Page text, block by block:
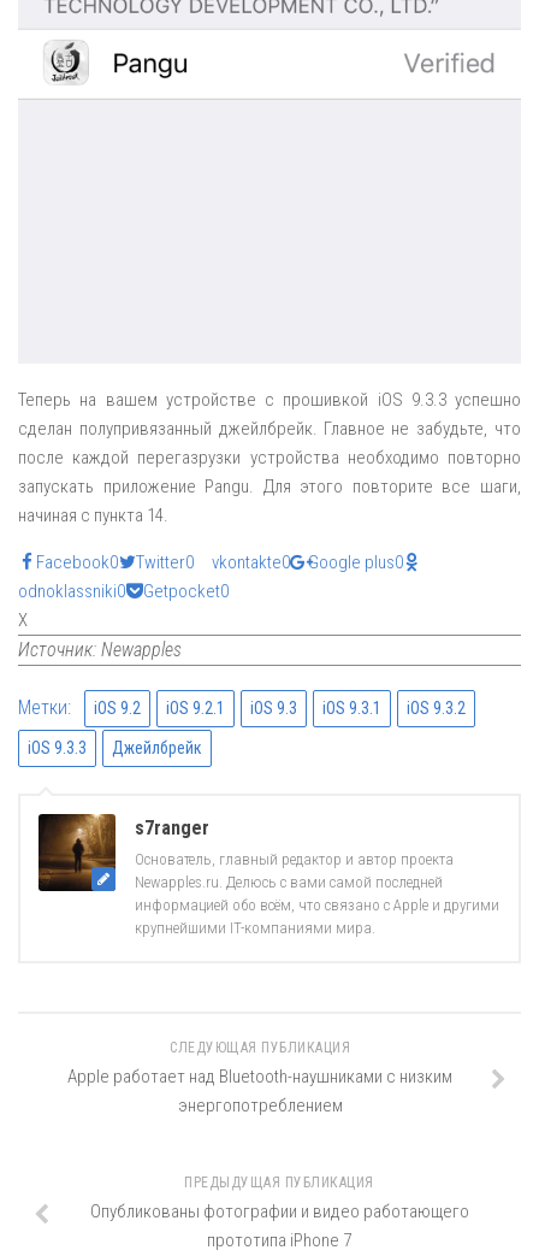
Теперь на вашем устройстве с прошивкой iOS 9.3.3 успешно
сделан полупривязанный джейлбрейк. Главное не забудьте, что
после каждой перегазрузки устройства необходимо повторно
запускать приложение Pangu. Для этого повторите все шаги,
начиная с пункта 14.
Facebook0 Twitter0 vkontakte0 Google plus0
odnoklassniki0 Getpocket0
X
Источник: Newapples
Метки: iOS 9.2 iOS 9.2.1 iOS 9.3 iOS 9.3.1 iOS 9.3.2
iOS 9.3.3 Джейлбрейк
s7ranger
Основатель, главный редактор и автор проекта
Newapples.ru. Делюсь с вами самой последней
информацией обо всём, что связано с Apple и другими
крупнейшими IT-компаниями мира.
СЛЕДУЮЩАЯ ПУБЛИКАЦИЯ
Apple работает над Bluetooth-наушниками с низким
энергопотреблением
ПРЕДЫДУЩАЯ ПУБЛИКАЦИЯ
Опубликованы фотографии и видео работающего
прототипа iPhone 7